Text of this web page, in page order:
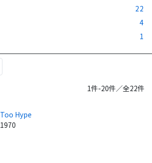
22
4
1
1件-20件／全22件
Too Hype
1970